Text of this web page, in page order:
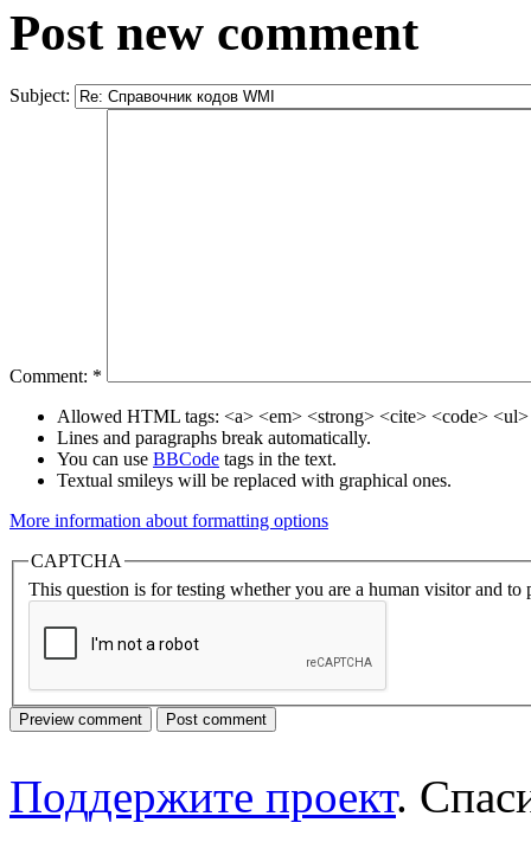
Post new comment
Subject:
Comment: *
Allowed HTML tags: <a> <em> <strong> <cite> <code>
Lines and paragraphs break automatically.
You can use BBCode tags in the text.
Textual smileys will be replaced with graphical ones.
More information about formatting options
CAPTCHA
This question is for testing whether you are a human visitor and to
Поддержите проект.